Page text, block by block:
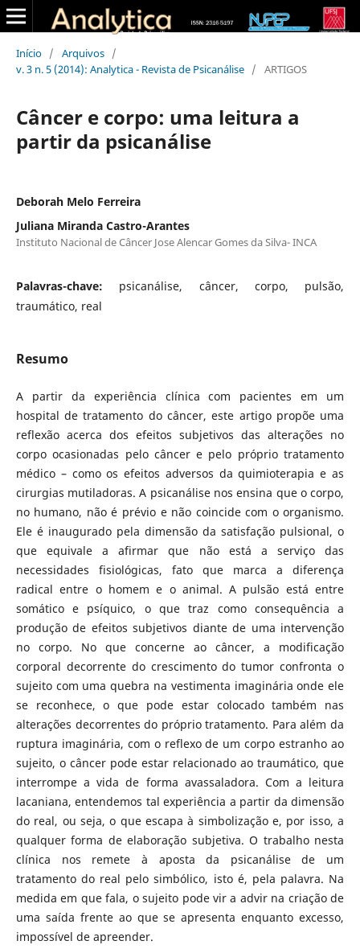
Início / Arquivos /
v. 3 n. 5 (2014): Analytica - Revista de Psicanálise / ARTIGOS
Câncer e corpo: uma leitura a
partir da psicanálise
Deborah Melo Ferreira
Juliana Miranda Castro-Arantes
Instituto Nacional de Câncer Jose Alencar Gomes da Silva- INCA
Palavras-chave: psicanálise, câncer, corpo, pulsão,
traumático, real
Resumo
A partir da experiência clínica com pacientes em um
hospital de tratamento do câncer, este artigo propõe uma
reflexão acerca dos efeitos subjetivos das alterações no
corpo ocasionadas pelo câncer e pelo próprio tratamento
médico – como os efeitos adversos da quimioterapia e as
cirurgias mutiladoras. A psicanálise nos ensina que o corpo,
no humano, não é prévio e não coincide com o organismo.
Ele é inaugurado pela dimensão da satisfação pulsional, o
que equivale a afirmar que não está a serviço das
necessidades fisiológicas, fato que marca a diferença
radical entre o homem e o animal. A pulsão está entre
somático e psíquico, o que traz como consequência a
produção de efeitos subjetivos diante de uma intervenção
no corpo. No que concerne ao câncer, a modificação
corporal decorrente do crescimento do tumor confronta o
sujeito com uma quebra na vestimenta imaginária onde ele
se reconhece, o que pode estar colocado também nas
alterações decorrentes do próprio tratamento. Para além da
ruptura imaginária, com o reflexo de um corpo estranho ao
sujeito, o câncer pode estar relacionado ao traumático, que
interrompe a vida de forma avassaladora. Com a leitura
lacaniana, entendemos tal experiência a partir da dimensão
do real, ou seja, o que escapa à simbolização e, por isso, a
qualquer forma de elaboração subjetiva. O trabalho nesta
clínica nos remete à aposta da psicanálise de um
tratamento do real pelo simbólico, isto é, pela palavra. Na
medida em que fala, o sujeito pode vir a advir na criação de
uma saída frente ao que se apresenta enquanto excesso,
impossível de apreender.